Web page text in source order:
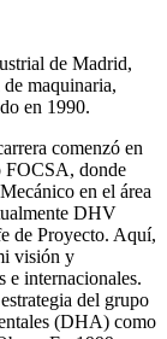
de Madrid,
maquinaria,
en 1990.
comenzó en
FOCSA, donde
en el área
DHV
de Proyecto. Aquí,
visión y
e internacionales.
del grupo
(DHA) como